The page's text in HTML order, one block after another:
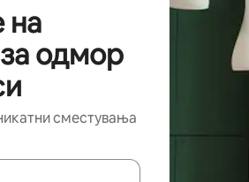
на
одмор
сместувања